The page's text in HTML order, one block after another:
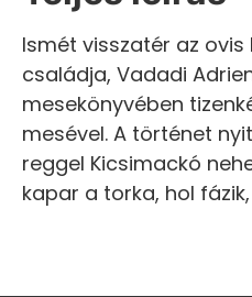
Ismét visszatér az
családja, Vadadi
mesekönyvében
mesével. A történet
reggel Kicsimackó
kapar a torka, hol